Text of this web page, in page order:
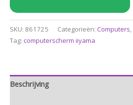
SKU: 861725 Categorieën: Computers,
Tag: computerscherm iiyama
Beschrijving